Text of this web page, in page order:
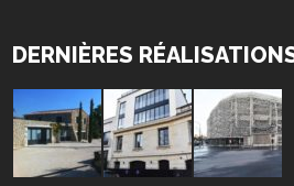
DERNIÈRES